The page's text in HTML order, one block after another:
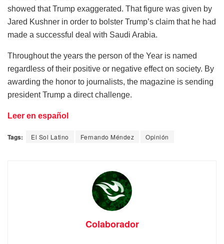
showed that Trump exaggerated. That figure was given by
Jared Kushner in order to bolster Trump’s claim that he had
made a successful deal with Saudi Arabia.
Throughout the years the person of the Year is named
regardless of their positive or negative effect on society. By
awarding the honor to journalists, the magazine is sending
president Trump a direct challenge.
Leer en español
Tags: El Sol Latino Fernando Méndez Opinión
Colaborador